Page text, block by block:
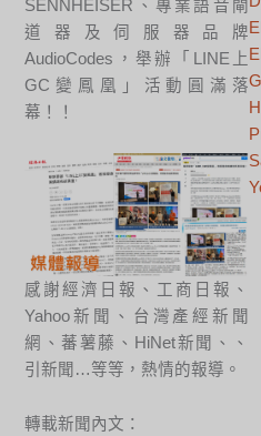
SENNHEISER、專業語音閘
道器及伺服器品牌
AudioCodes，舉辦「LINE上
GC變鳳凰」活動圓滿落
幕！！
感謝經濟日報、工商日報、
Yahoo新聞、台灣產經新聞
網、蕃薯藤、HiNet新聞、、
引新聞…等等，熱情的報導。
轉載新聞內文：